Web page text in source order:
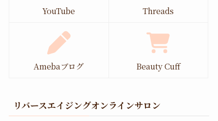
YouTube Threads
Amebaブログ Beauty Cuff
リバースエイジングオンラインサロン